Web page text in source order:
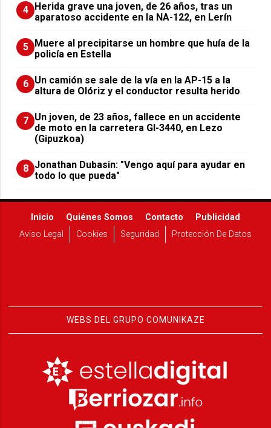
4
Herida grave una joven, de 26 años, tras un
aparatoso accidente en la NA-122, en Lerín
5
Muere al precipitarse un hombre que huía de la
policía en Estella
6 Un camión se sale de la vía en la AP-15 a la
altura de Olóriz y el conductor resulta herido
7 Un joven, de 23 años, fallece en un accidente
de moto en la carretera GI-3440, en Lezo
(Gipuzkoa)
8 Jonathan Dubasin: "Vengo aquí para ayudar en
todo lo que pueda"
Inicio Quiénes Somos Contacto
Publicidad
Aviso Legal
Cookies Seguridad Protección De Datos
WEBS DEL GRUPO COMUNIKAZE